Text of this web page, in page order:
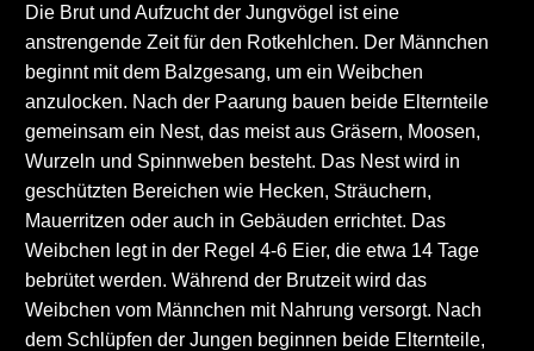
Die Brut und Aufzucht der Jungvögel ist eine
anstrengende Zeit für den Rotkehlchen. Der Männchen
beginnt mit dem Balzgesang, um ein Weibchen
anzulocken. Nach der Paarung bauen beide Elternteile
gemeinsam ein Nest, das meist aus Gräsern, Moosen,
Wurzeln und Spinnweben besteht. Das Nest wird in
geschützten Bereichen wie Hecken, Sträuchern,
Mauerritzen oder auch in Gebäuden errichtet. Das
Weibchen legt in der Regel 4-6 Eier, die etwa 14 Tage
bebrütet werden. Während der Brutzeit wird das
Weibchen vom Männchen mit Nahrung versorgt. Nach
dem Schlüpfen der Jungen beginnen beide Elternteile,